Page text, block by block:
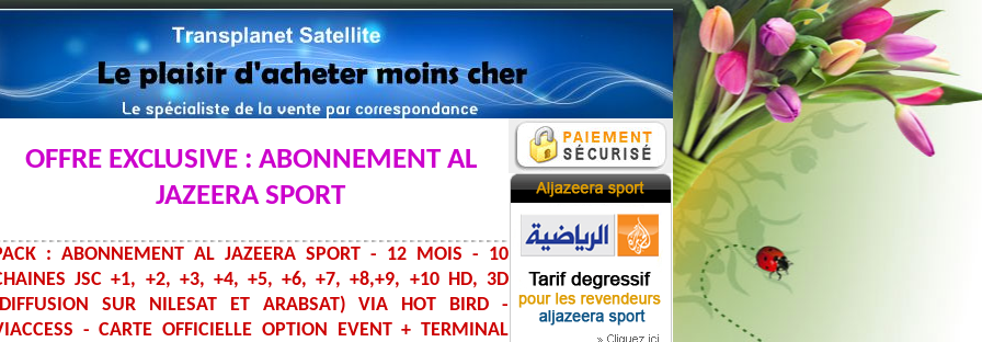
OFFRE EXCLUSIVE : ABONNEMENT AL
JAZEERA SPORT
: ABONNEMENT AL JAZEERA SPORT - 12 MOIS - 10
JSC +1, +2, +3, +4, +5, +6, +7, +8,+9, +10 HD, 3D
SUR NILESAT ET ARABSAT) VIA HOT BIRD -
- CARTE OFFICIELLE OPTION EVENT + TERMINAL